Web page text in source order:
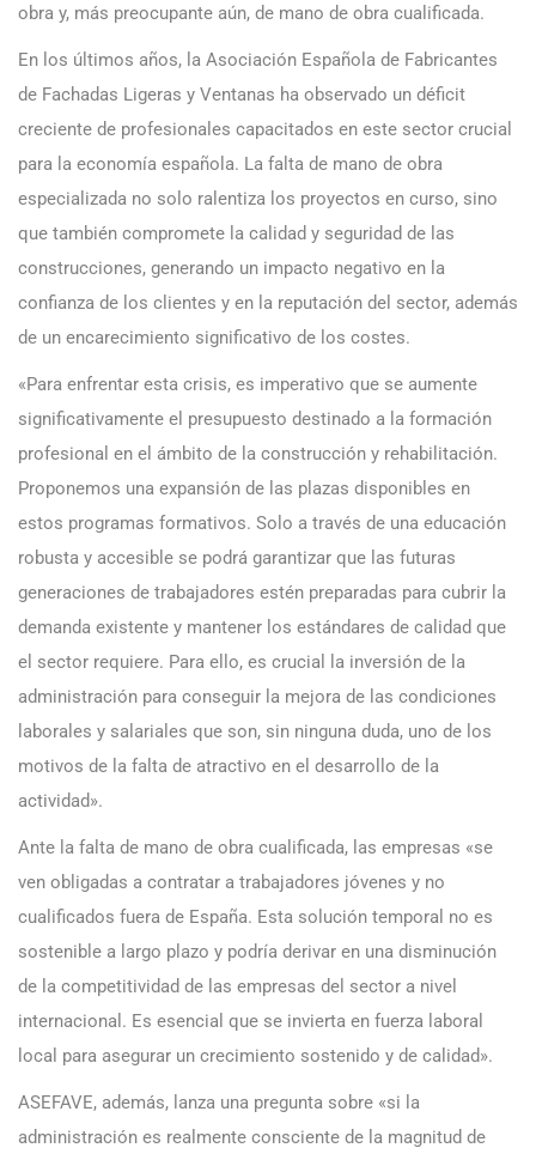
obra y, más preocupante aún, de mano de obra cualificada.
En los últimos años, la Asociación Española de Fabricantes
de Fachadas Ligeras y Ventanas ha observado un déficit
creciente de profesionales capacitados en este sector crucial
para la economía española. La falta de mano de obra
especializada no solo ralentiza los proyectos en curso, sino
que también compromete la calidad y seguridad de las
construcciones, generando un impacto negativo en la
confianza de los clientes y en la reputación del sector, además
de un encarecimiento significativo de los costes.
«Para enfrentar esta crisis, es imperativo que se aumente
significativamente el presupuesto destinado a la formación
profesional en el ámbito de la construcción y rehabilitación.
Proponemos una expansión de las plazas disponibles en
estos programas formativos. Solo a través de una educación
robusta y accesible se podrá garantizar que las futuras
generaciones de trabajadores estén preparadas para cubrir la
demanda existente y mantener los estándares de calidad que
el sector requiere. Para ello, es crucial la inversión de la
administración para conseguir la mejora de las condiciones
laborales y salariales que son, sin ninguna duda, uno de los
motivos de la falta de atractivo en el desarrollo de la
actividad».
Ante la falta de mano de obra cualificada, las empresas «se
ven obligadas a contratar a trabajadores jóvenes y no
cualificados fuera de España. Esta solución temporal no es
sostenible a largo plazo y podría derivar en una disminución
de la competitividad de las empresas del sector a nivel
internacional. Es esencial que se invierta en fuerza laboral
local para asegurar un crecimiento sostenido y de calidad».
ASEFAVE, además, lanza una pregunta sobre «si la
administración es realmente consciente de la magnitud de